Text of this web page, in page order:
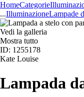
HomeCategorie
...IlluminazioneLampade
Vedi la galleria
Mostra tutto
ID: 1255178
Kate Louise
Lampada